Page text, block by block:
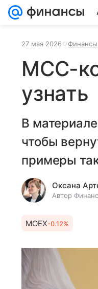
27 мая 2026
МСС-
узнать
В
чтобы
примеры
Оксана
Автор
MOEX-0.12%